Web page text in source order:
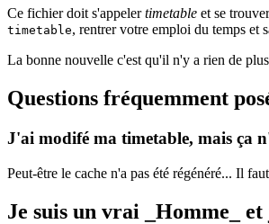
Ce fichier doit s'appelertimetable et se
timetable, rentrer votre emploi du temps et
La bonne nouvelle c'est qu'il n'y a rien de
Questions fréquemment
J'ai modifé ma timetable, mais ça
Peut-être le cache n'a pas été régénéré... Il
Je suis un vrai _Homme_ et